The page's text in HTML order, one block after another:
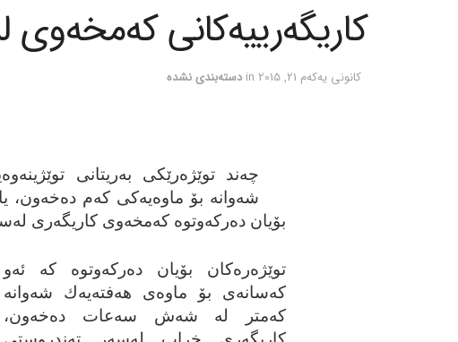
کاریگه‌رییه‌کانی
كانونی یه‌كه‌م 21, 2015 in دسته‌بندی نشده
چەند توێژەرێكی بەریتانی
شەوانە بۆ ماوەیەكی كەم دەخەون،
بۆیان دەركەوتوە كەمخەوی كاریگەری
توێژەرەكان بۆیان دەركەوتوە كە ئەو
كەسانەی بۆ ماوەی هەفتەیەك شەوانە
كەمتر لە شەش سەعات دەخەون،